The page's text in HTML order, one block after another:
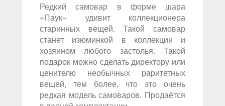
Редкий самовар в форме шара
«Паук» удивит коллекционера
старинных вещей. Такой самовар
станет изюминкой в коллекции и
хозяином любого застолья. Такой
подарок можно сделать директору или
ценителю необычных раритетных
вещей, тем более, что это очень
редкая модель самоваров. Продаётся